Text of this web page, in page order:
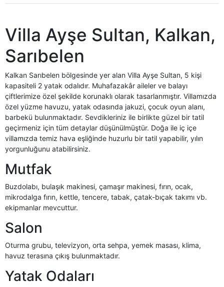
Villa Ayşe Sultan, Kalkan,
Sarıbelen
Kalkan Sarıbelen bölgesinde yer alan Villa Ayşe Sultan, 5 kişi
kapasiteli 2 yatak odalıdır. Muhafazakâr aileler ve balayı
çiftlerimize özel şekilde korunaklı olarak tasarlanmıştır. Villamızda
özel yüzme havuzu, yatak odasında jakuzi, çocuk oyun alanı,
barbekü bulunmaktadır. Sevdikleriniz ile birlikte güzel bir tatil
geçirmeniz için tüm detaylar düşünülmüştür. Doğa ile iç içe
villamızda temiz hava eşliğinde huzurlu bir tatil yapabilir, yılın
yorgunluğunu atabilirsiniz.
Mutfak
Buzdolabı, bulaşık makinesi, çamaşır makinesi, fırın, ocak,
mikrodalga fırın, kettle, tencere, tabak, çatak-bıçak takımı vb.
ekipmanlar mevcuttur.
Salon
Oturma grubu, televizyon, orta sehpa, yemek masası, klima,
havuz terasına çıkış bulunmaktadır.
Yatak Odaları